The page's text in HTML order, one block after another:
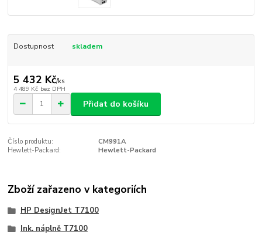
Dostupnost skladem
5 432 Kč/ks
4 489 Kč bez DPH
Přidat do košíku
Číslo produktu:
CM991A
Hewlett-Packard:
Hewlett-Packard
Zboží zařazeno v kategoriích
HP DesignJet T7100
Ink. náplně T7100